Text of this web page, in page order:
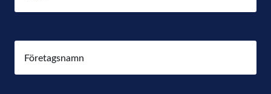
Företag*